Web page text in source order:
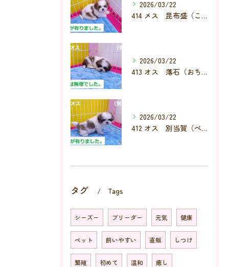
2026/03/22
414 メス 昆布盛（こんぶもり）
2026/03/22
413 オス 落石（おちいし）
2026/03/22
412 オス 別当賀（べっとが）
タグ Tags
シーズー ブリーダー 元気 健康
ペット 飼いやすい 直販 しつけ
繁殖 初めて 温和 癒し